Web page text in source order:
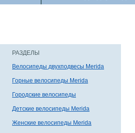
РАЗДЕЛЫ
Велосипеды двухподвесы Merida
Горные велосипеды Merida
Городские велосипеды
Детские велосипеды Merida
Женские велосипеды Merida